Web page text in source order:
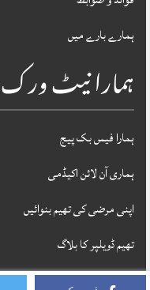
ہمارے بارے میں
ہمارا نیٹ ورک
ہمارا فیس بک پیج
ہماری آن لائن اکیڈمی
اپنی مرضی کی تھیم بنوائیں
تھیم ڈویلپر کا بلاگ